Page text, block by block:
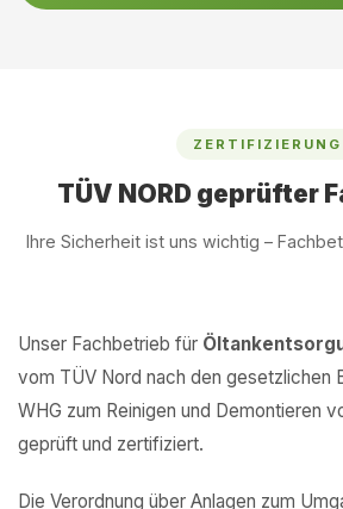
ZERTIFIZIERUNG
TÜV NORD geprüfter
Ihre Sicherheit ist uns wichtig –
Unser Fachbetrieb für
vom TÜV Nord nach den gesetzlichen
WHG zum Reinigen und Demontieren
geprüft und zertifiziert.
Die Verordnung über Anlagen zum